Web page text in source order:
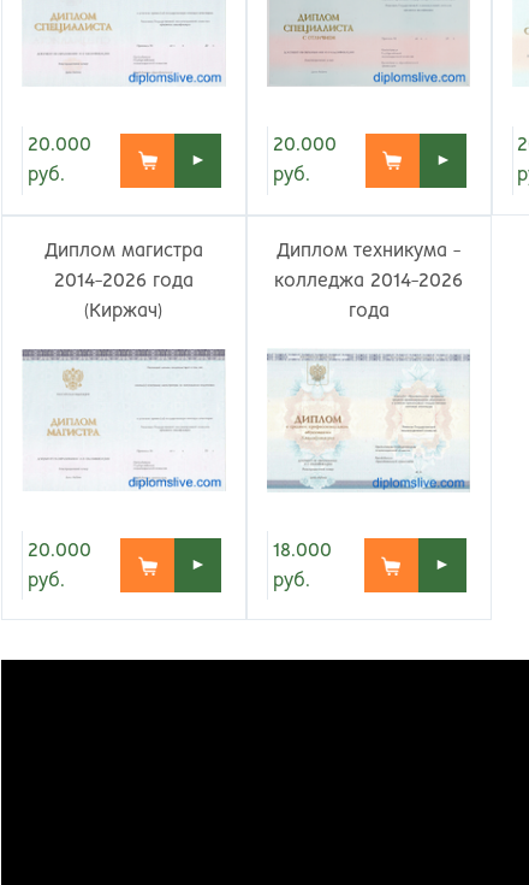
Воронеж
Екатеринбург
Ижевск
Йошкар-Ола
Казань
Калининград
Калуга
20.000
руб.
►
20.000
руб.
►
Диплом магистра
2014-2026 года
(Киржач)
20.000
руб.
►
Диплом техникума -
колледжа 2014-2026
года
18.000
руб.
►